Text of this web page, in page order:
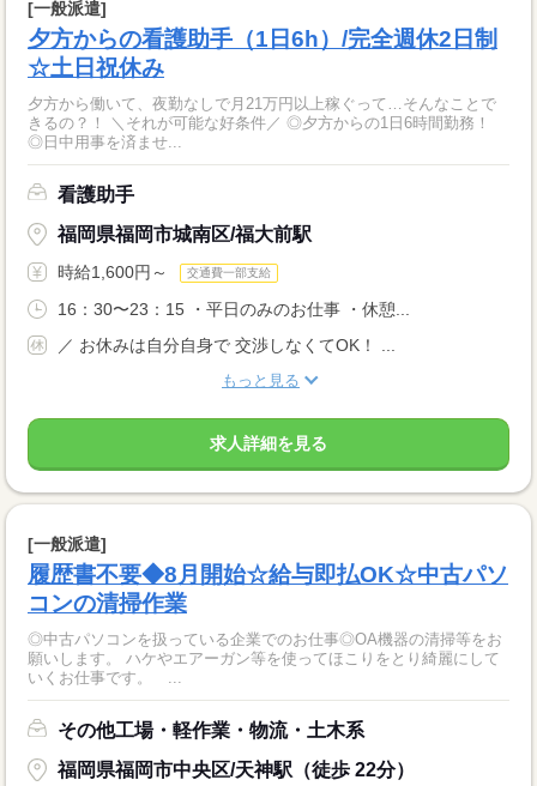
[一般派遣]
夕方からの看護助手（1日6h）/完全週休2日制
☆土日祝休み
夕方から働いて、夜勤なしで月21万円以上稼ぐって…そんなことで
きるの？！ ＼それが可能な好条件／ ◎夕方からの1日6時間勤務！
◎日中用事を済ませ...
看護助手
福岡県福岡市城南区/福大前駅
時給1,600円～ 交通費一部支給
16：30〜23：15 ・平日のみのお仕事 ・休憩...
／ お休みは自分自身で 交渉しなくてOK！ ...
もっと見る
求人詳細を見る
[一般派遣]
履歴書不要◆8月開始☆給与即払OK☆中古パソ
コンの清掃作業
◎中古パソコンを扱っている企業でのお仕事◎OA機器の清掃等をお
願いします。 ハケやエアーガン等を使ってほこりをとり綺麗にして
いくお仕事です。 ...
その他工場・軽作業・物流・土木系
福岡県福岡市中央区/天神駅（徒歩 22分）